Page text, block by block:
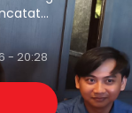
1
- 20:28